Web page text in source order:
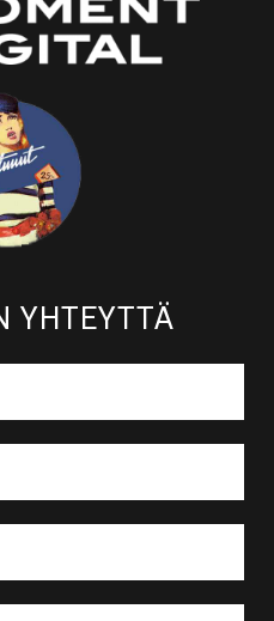
YHTEYTTÄ​